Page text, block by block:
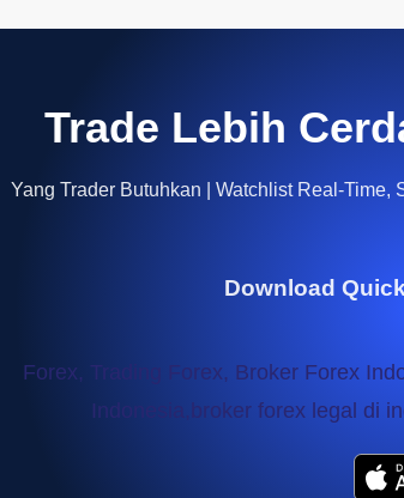
Trade Lebih
Yang Trader Butuhkan | Watchlist Real-
Download